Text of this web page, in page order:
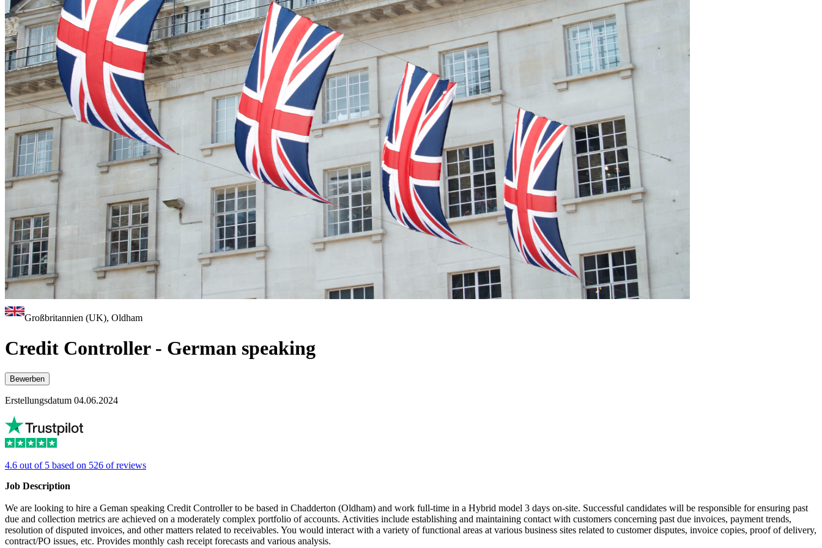
Großbritannien (UK), Oldham
Credit Controller - German speaking
Bewerben
Erstellungsdatum 04.06.2024
4.6 out of 5 based on 526 of reviews
Job Description
We are looking to hire a Geman speaking Credit Controller to be based in Chadderton (Oldham) and work full-time in a Hybrid model 3 days on-site. Successful candidates will be responsible for ensuring past
due and collection metrics are achieved on a moderately complex portfolio of accounts. Activities include establishing and maintaining contact with customers concerning past due invoices, payment trends,
resolution of disputed invoices, and other matters related to receivables. You would interact with a variety of functional areas at various business sites related to customer disputes, invoice copies, proof of delivery,
contract/PO issues, etc. Provides monthly cash receipt forecasts and various analysis.